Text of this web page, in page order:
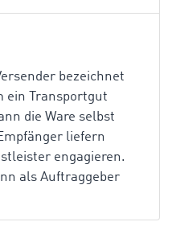
bezeichnet
ein Transportgut
die Ware selbst
liefern
engagieren.
als Auftraggeber